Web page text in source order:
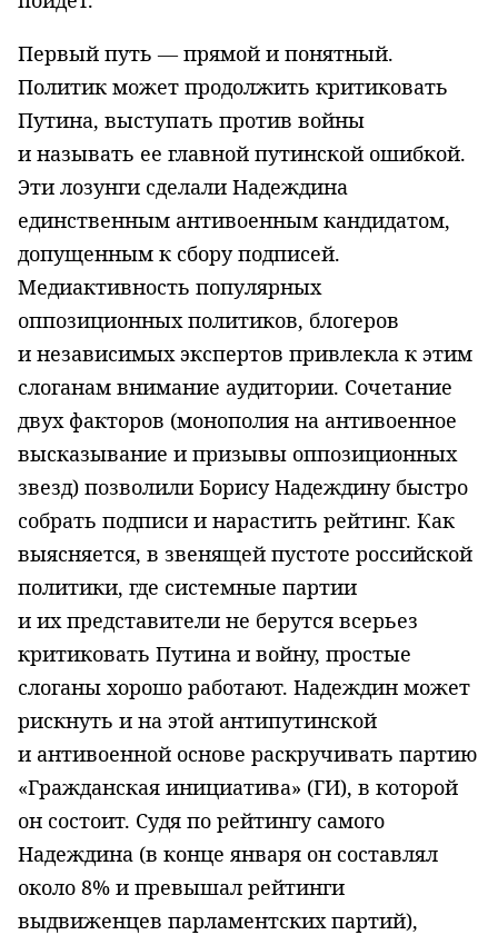
Первый путь — прямой и понятный.
Политик может продолжить критиковать
Путина, выступать против войны
и называть ее главной путинской ошибкой.
Эти лозунги сделали Надеждина
единственным антивоенным кандидатом,
допущенным к сбору подписей.
Медиактивность популярных
оппозиционных политиков, блогеров
и независимых экспертов привлекла к этим
слоганам внимание аудитории. Сочетание
двух факторов (монополия на антивоенное
высказывание и призывы оппозиционных
звезд) позволили Борису Надеждину быстро
собрать подписи и нарастить рейтинг. Как
выясняется, в звенящей пустоте российской
политики, где системные партии
и их представители не берутся всерьез
критиковать Путина и войну, простые
слоганы хорошо работают. Надеждин может
рискнуть и на этой антипутинской
и антивоенной основе раскручивать партию
«Гражданская инициатива» (ГИ), в которой
он состоит. Судя по рейтингу самого
Надеждина (в конце января он составлял
около 8% и превышал рейтинги
выдвиженцев парламентских партий),